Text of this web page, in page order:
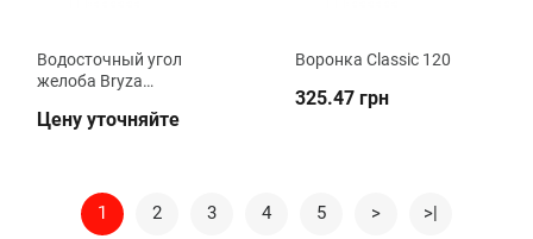
Водосточный угол
желоба Bryza
заказ)
Цену уточняйте
Воронка Classic 120
325.47 грн
1 2 3 4 5 > >|